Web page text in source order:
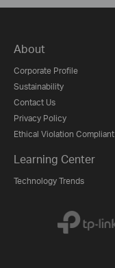
About
Corporate Profile
Sustainability
Contact Us
Privacy Policy
Ethical Violation Compliant
Learning Center
Technology Trends